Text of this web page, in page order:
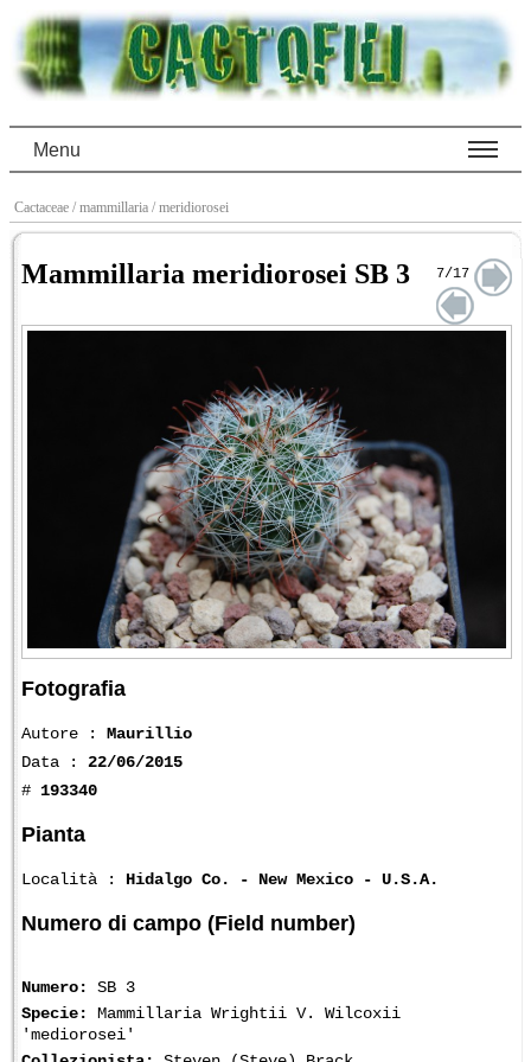
Menu
Cactaceae / mammillaria / meridiorosei
Mammillaria meridiorosei SB 3 7/17
Fotografia
Autore : Maurillio
Data : 22/06/2015
# 193340
Pianta
Località : Hidalgo Co. - New Mexico - U.S.A.
Numero di campo (Field number)
Numero:
SB 3
Specie:
Mammillaria Wrightii V. Wilcoxii
'mediorosei'